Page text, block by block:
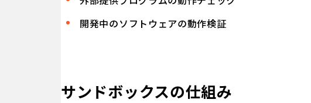
開発中のソフトウェアの動作検証
サンドボックスの仕組み